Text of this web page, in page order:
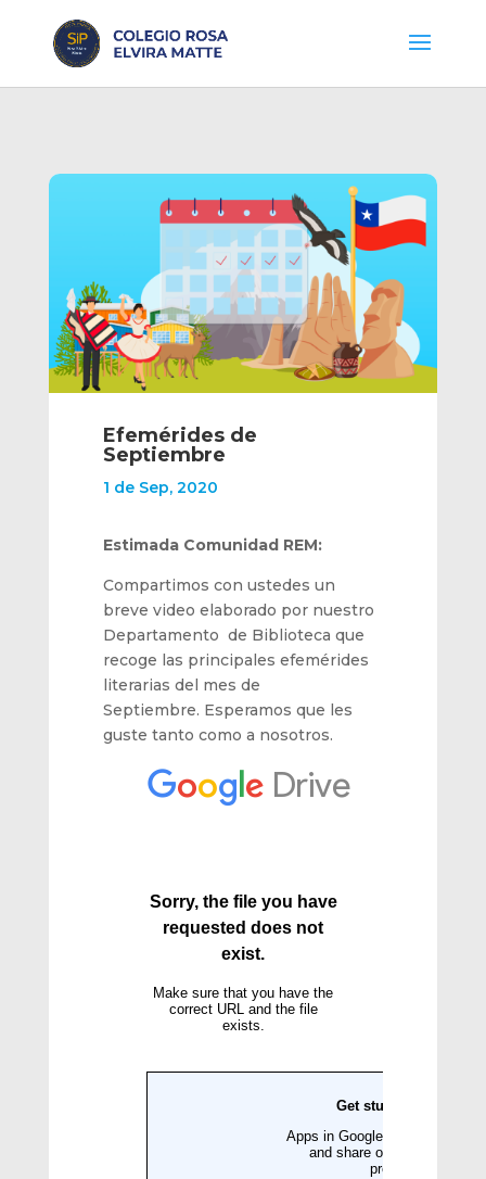
Efemérides de
Septiembre
1 de Sep, 2020
Estimada Comunidad REM:
Compartimos con ustedes un
breve video elaborado por nuestro
Departamento de Biblioteca que
recoge las principales efemérides
literarias del mes de
Septiembre. Esperamos que les
guste tanto como a nosotros.